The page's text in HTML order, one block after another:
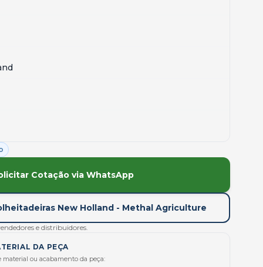
Cotação via WhatsApp
New Holland - Methal Agriculture
e distribuidores.
DA PEÇA
ou acabamento da peça: